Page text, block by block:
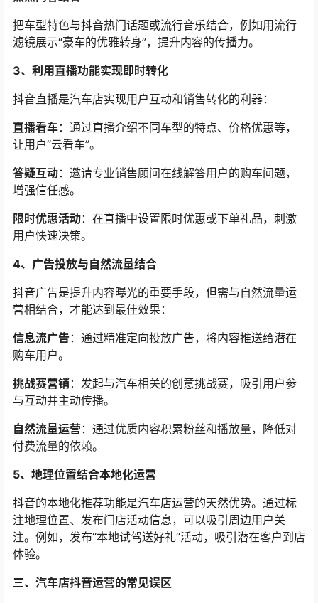
把车型特色与抖音热门话题或流行音乐结合，例如用流行
滤镜展示“豪车的优雅转身”，提升内容的传播力。
3、利用直播功能实现即时转化
抖音直播是汽车店实现用户互动和销售转化的利器：
直播看车：通过直播介绍不同车型的特点、价格优惠等，
让用户“云看车”。
答疑互动：邀请专业销售顾问在线解答用户的购车问题，
增强信任感。
限时优惠活动：在直播中设置限时优惠或下单礼品，刺激
用户快速决策。
4、广告投放与自然流量结合
抖音广告是提升内容曝光的重要手段，但需与自然流量运
营相结合，才能达到最佳效果：
信息流广告 ：通过精准定向投放广告，将内容推送给潜在
购车用户。
挑战赛营销：发起与汽车相关的创意挑战赛，吸引用户参
与互动并主动传播。
自然流量运营：通过优质内容积累粉丝和播放量，降低对
付费流量的依赖。
5、地理位置结合本地化运营
抖音的本地化推荐功能是汽车店运营的天然优势。通过标
注地理位置、发布门店活动信息，可以吸引周边用户关
注。例如，发布“本地试驾送好礼”活动，吸引潜在客户到店
体验。
三、汽车店抖音运营的常见误区